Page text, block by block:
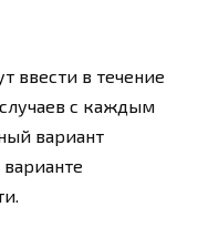
ввести в течение
с каждым
вариант